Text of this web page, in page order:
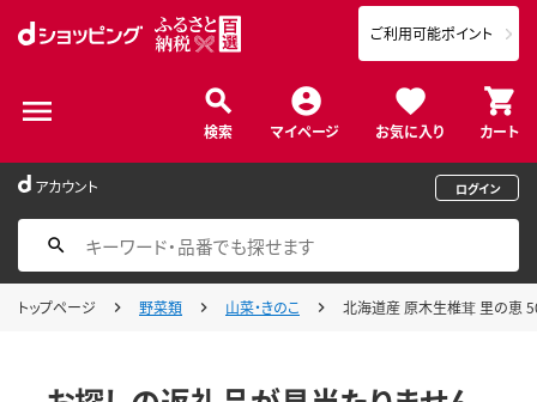
検索 マイページ お気に入り カート
ご利用可能ポイント
アカウント ログイン
トップページ 野菜類 山菜・きのこ 北海道産 原木生椎茸 里の恵